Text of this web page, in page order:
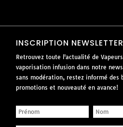
INSCRIPTION NEWSLETTER
Retrouvez toute l'actualité de
vaporisation infusion dans notre
sans modération, restez informé des
promotions et nouveauté en avance!